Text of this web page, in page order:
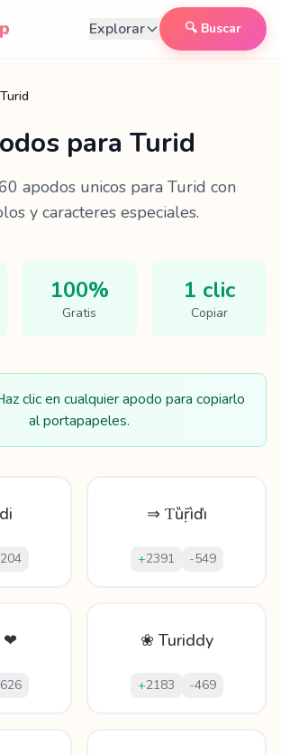
Explorar 🔍 Buscar
para Turid
apodos unicos para Turid con
y caracteres especiales.
100%
Gratis
1 clic
Copiar
clic en cualquier apodo para copiarlo
al portapapeles.
204
⇒ Ƭȕṝìďı
+2391 -549
❤
626
❀ Turiddy
+2183 -469